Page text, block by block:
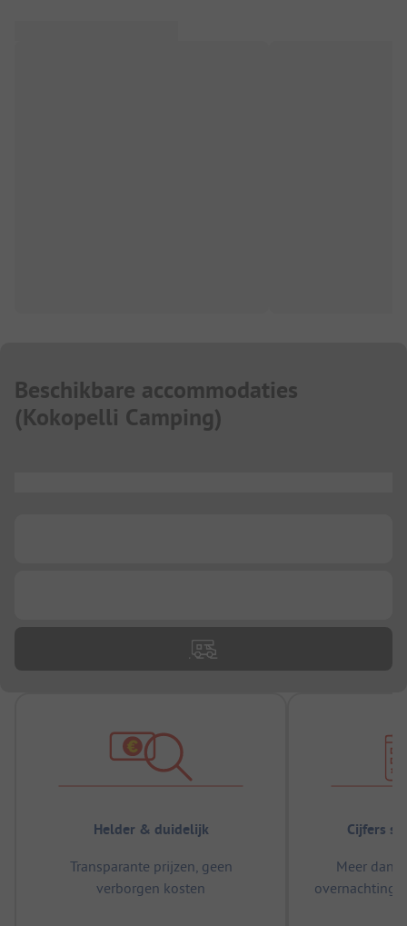
Beschikbare accommodaties
(Kokopelli Camping)
Helder & duidelijk
Transparante prijzen, geen
verborgen kosten
Cijfers
Meer dan